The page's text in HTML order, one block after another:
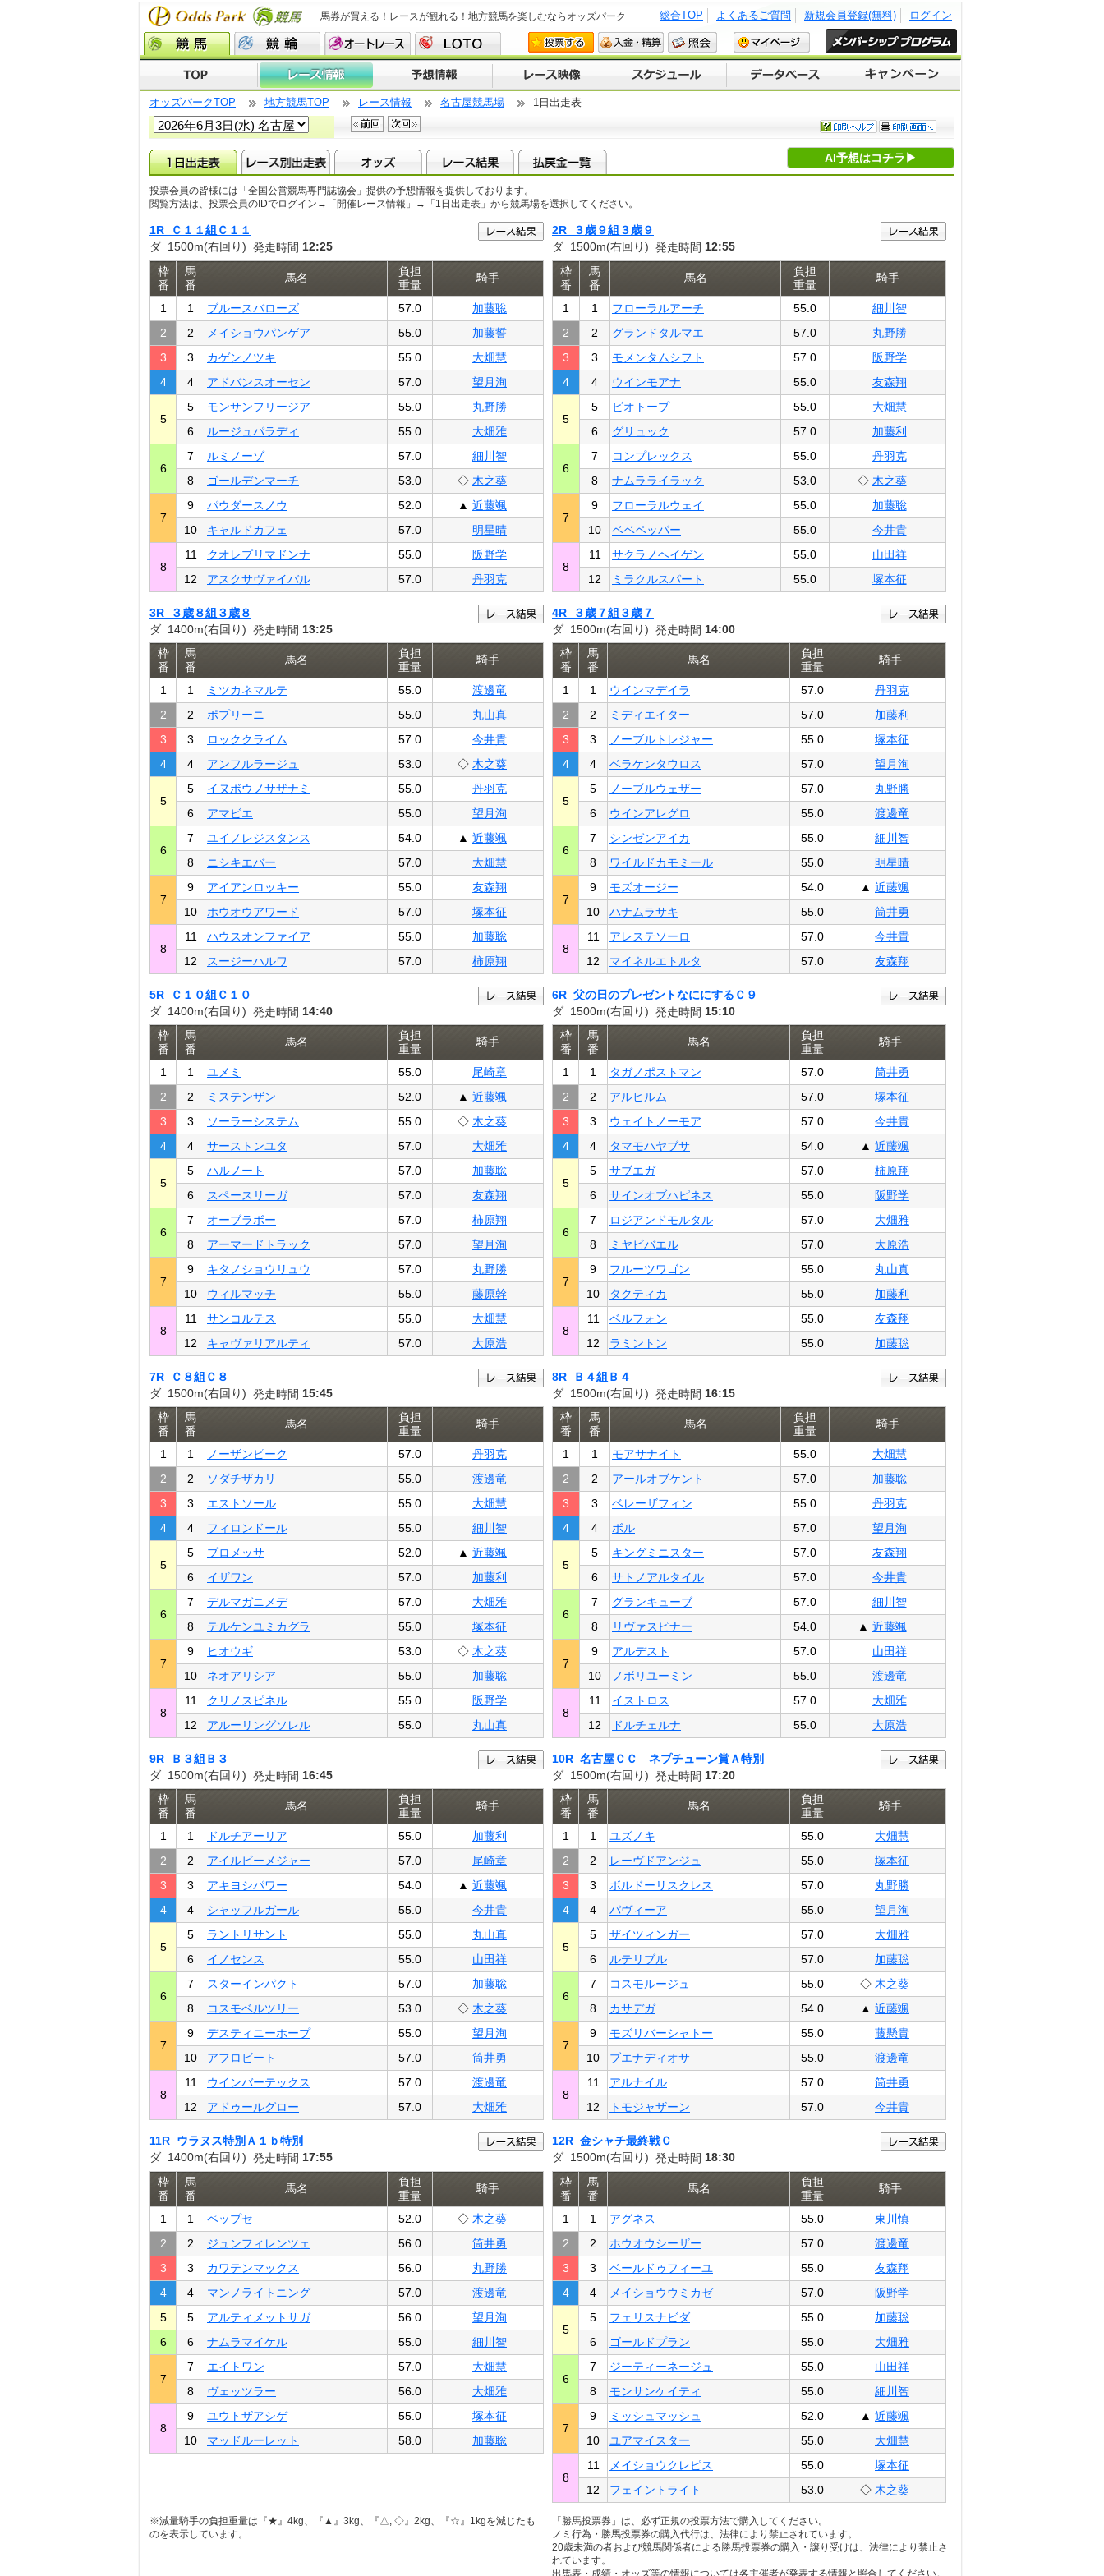
馬券が買える！レースが観れる！地方競馬を楽しむならオッズパーク ログイン
新規会員登録(無料)
よくあるご質問
総合TOP
オッズパークTOP 地方競馬TOP レース情報 名古屋競馬場 1日出走表
AI予想はコチラ▶
投票会員の皆様には「全国公営競馬専門誌協会」提供の予想情報を提供しております。
閲覧方法は、投票会員のIDでログイン→「開催レース情報」→「1日出走表」から競馬場を選択してください。
1R Ｃ１１組Ｃ１１
ダ 1500m(右回り) 発走時間 12:25
枠
番
馬
番
馬名
負担
重量
騎手
1 1 ブルースバローズ 57.0
加藤聡
2
2 メイショウパンゲア 55.0
加藤誓
3
3 カゲンノツキ 55.0
大畑慧
4
4 アドバンスオーセン 57.0 望月洵
5
5 モンサンフリージア 55.0
丸野勝
6
ルージュパラディ 55.0 大畑雅
6
7 ルミノーゾ 57.0
細川智
8
ゴールデンマーチ 53.0 ◇ 木之葵
7
9 パウダースノウ 52.0 ▲ 近藤颯
10
キャルドカフェ 57.0 明星晴
8
11 クオレプリマドンナ 55.0
阪野学
12
アスクサヴァイバル 57.0 丹羽克
2R ３歳９組３歳９
ダ 1500m(右回り) 発走時間 12:55
枠
番
馬
番
馬名
負担
重量
騎手
1 1 フローラルアーチ 55.0
細川智
2
2 グランドタルマエ 57.0
丸野勝
3
3 モメンタムシフト 57.0
阪野学
4
4 ウインモアナ 55.0 友森翔
5
5 ビオトープ 55.0
大畑慧
6
グリュック 57.0 加藤利
6
7 コンプレックス 55.0
丹羽克
8
ナムラライラック 53.0 ◇ 木之葵
7
9 フローラルウェイ 55.0
加藤聡
10
ベベペッパー 55.0 今井貴
8
11 サクラノヘイゲン 55.0
山田祥
12
ミラクルスパート 55.0 塚本征
3R ３歳８組３歳８
ダ 1400m(右回り) 発走時間 13:25
枠
番
馬
番
馬名
負担
重量
騎手
1 1 ミツカネマルテ 55.0
渡邊竜
2
2 ポプリーニ 55.0
丸山真
3
3 ロッククライム 57.0
今井貴
4
4 アンフルラージュ 53.0 ◇ 木之葵
5
5 イヌボウノサザナミ 55.0
丹羽克
6
アマビエ 55.0 望月洵
6
7 ユイノレジスタンス 54.0 ▲ 近藤颯
8
ニシキエバー 57.0 大畑慧
7
9 アイアンロッキー 55.0
友森翔
10
ホウオウアワード 57.0 塚本征
8
11 ハウスオンファイア 55.0
加藤聡
12
スージーハルワ 57.0 柿原翔
4R ３歳７組３歳７
ダ 1500m(右回り) 発走時間 14:00
枠
番
馬
番
馬名
負担
重量
騎手
1 1 ウインマデイラ 57.0
丹羽克
2
2 ミディエイター 57.0
加藤利
3
3 ノーブルトレジャー 55.0
塚本征
4
4 ベラケンタウロス 57.0 望月洵
5
5 ノーブルウェザー 57.0
丸野勝
6
ウインアレグロ 55.0 渡邊竜
6
7 シンゼンアイカ 55.0
細川智
8
ワイルドカモミール 55.0 明星晴
7
9 モズオージー 54.0 ▲ 近藤颯
10
ハナムラサキ 55.0 筒井勇
8
11 アレステソーロ 57.0
今井貴
12
マイネルエトルタ 57.0 友森翔
5R Ｃ１０組Ｃ１０
ダ 1400m(右回り) 発走時間 14:40
枠
番
馬
番
馬名
負担
重量
騎手
1 1 ユメミ 55.0
尾崎章
2
2 ミステンザン 52.0 ▲ 近藤颯
3
3 ソーラーシステム 55.0 ◇ 木之葵
4
4 サーストンユタ 57.0 大畑雅
5
5 ハルノート 57.0
加藤聡
6
スペースリーガ 57.0 友森翔
6
7 オーブラボー 57.0
柿原翔
8
アーマードトラック 57.0 望月洵
7
9 キタノショウリュウ 57.0
丸野勝
10
ウィルマッチ 55.0 藤原幹
8
11 サンコルテス 55.0
大畑慧
12
キャヴァリアルティ 57.0 大原浩
6R 父の日のプレゼントなににするＣ９
ダ 1500m(右回り) 発走時間 15:10
枠
番
馬
番
馬名
負担
重量
騎手
1 1 タガノポストマン 57.0
筒井勇
2
2 アルヒルム 57.0
塚本征
3
3 ウェイトノーモア 57.0
今井貴
4
4 タマモハヤブサ 54.0 ▲ 近藤颯
5
5 サブエガ 57.0
柿原翔
6
サインオブハピネス 55.0 阪野学
6
7 ロジアンドモルタル 57.0
大畑雅
8
ミヤビバエル 57.0 大原浩
7
9 フルーツワゴン 55.0
丸山真
10
タクティカ 55.0 加藤利
8
11 ベルフォン 55.0
友森翔
12
ラミントン 55.0 加藤聡
7R Ｃ８組Ｃ８
ダ 1500m(右回り) 発走時間 15:45
枠
番
馬
番
馬名
負担
重量
騎手
1 1 ノーザンピーク 57.0
丹羽克
2
2 ソダチザカリ 55.0
渡邊竜
3
3 エストソール 55.0
大畑慧
4
4 フィロンドール 55.0 細川智
5
5 プロメッサ 52.0 ▲ 近藤颯
6
イザワン 57.0 加藤利
6
7 デルマガニメデ 57.0
大畑雅
8
テルケンユミカグラ 55.0 塚本征
7
9 ヒオウギ 53.0 ◇ 木之葵
10
ネオアリシア 55.0 加藤聡
8
11 クリノスピネル 55.0
阪野学
12
アルーリングソレル 55.0 丸山真
8R Ｂ４組Ｂ４
ダ 1500m(右回り) 発走時間 16:15
枠
番
馬
番
馬名
負担
重量
騎手
1 1 モアサナイト 55.0
大畑慧
2
2 アールオブケント 57.0
加藤聡
3
3 ベレーザフィン 55.0
丹羽克
4
4 ボル 57.0 望月洵
5
5 キングミニスター 57.0
友森翔
6
サトノアルタイル 57.0 今井貴
6
7 グランキューブ 57.0
細川智
8
リヴァスピナー 54.0 ▲ 近藤颯
7
9 アルデスト 57.0
山田祥
10
ノボリユーミン 55.0 渡邊竜
8
11 イストロス 57.0
大畑雅
12
ドルチェルナ 55.0 大原浩
9R Ｂ３組Ｂ３
ダ 1500m(右回り) 発走時間 16:45
枠
番
馬
番
馬名
負担
重量
騎手
1 1 ドルチアーリア 55.0
加藤利
2
2 アイルビーメジャー 57.0
尾崎章
3
3 アキヨシパワー 54.0 ▲ 近藤颯
4
4 シャッフルガール 55.0 今井貴
5
5 ラントリサント 55.0
丸山真
6
イノセンス 55.0 山田祥
6
7 スターインパクト 57.0
加藤聡
8
コスモベルツリー 53.0 ◇ 木之葵
7
9 デスティニーホープ 55.0
望月洵
10
アフロビート 57.0 筒井勇
8
11 ウインバーテックス 57.0
渡邊竜
12
アドゥールグロー 57.0 大畑雅
10R 名古屋ＣＣ ネプチューン賞Ａ特別
ダ 1500m(右回り) 発走時間 17:20
枠
番
馬
番
馬名
負担
重量
騎手
1 1 ユズノキ 55.0
大畑慧
2
2 レーヴドアンジュ 55.0
塚本征
3
3 ボルドーリスクレス 57.0
丸野勝
4
4 パヴィーア 55.0 望月洵
5
5 ザイツィンガー 57.0
大畑雅
6
ルテリブル 57.0 加藤聡
6
7 コスモルージュ 55.0 ◇ 木之葵
8
カサデガ 54.0 ▲ 近藤颯
7
9 モズリバーシャトー 55.0
藤懸貴
10
ブエナディオサ 55.0 渡邊竜
8
11 アルナイル 57.0
筒井勇
12
トモジャザーン 57.0 今井貴
11R ウラヌス特別Ａ１ｂ特別
ダ 1400m(右回り) 発走時間 17:55
枠
番
馬
番
馬名
負担
重量
騎手
1 1 ペップセ 52.0 ◇ 木之葵
2
2 ジュンフィレンツェ 56.0
筒井勇
3
3 カワテンマックス 56.0
丸野勝
4
4 マンノライトニング 57.0
渡邊竜
5
5 アルティメットサガ 56.0
望月洵
6
6 ナムラマイケル 55.0 細川智
7
7 エイトワン 57.0
大畑慧
8
ヴェッツラー 56.0 大畑雅
8
9 ユウトザアシゲ 55.0
塚本征
10
マッドルーレット 58.0 加藤聡
12R 金シャチ最終戦Ｃ
ダ 1500m(右回り) 発走時間 18:30
枠
番
馬
番
馬名
負担
重量
騎手
1 1 アグネス 55.0
東川慎
2
2 ホウオウシーザー 57.0
渡邊竜
3
3 ベールドゥフィーユ 55.0
友森翔
4
4 メイショウウミカゼ 57.0 阪野学
5
5 フェリスナビダ 55.0
加藤聡
6
ゴールドプラン 55.0 大畑雅
6
7 ジーティーネージュ 55.0
山田祥
8
モンサンケイティ 55.0 細川智
7
9 ミッシュマッシュ 52.0 ▲ 近藤颯
10
ユアマイスター 55.0 大畑慧
8
11 メイショウクレピス 55.0
塚本征
12
フェイントライト 53.0 ◇ 木之葵
※減量騎手の負担重量は『★』4kg、『▲』3kg、『△, ◇』2kg、『☆』1kgを減じたも
のを表示しています。
「勝馬投票券」は、必ず正規の投票方法で購入してください。
ノミ行為・勝馬投票券の購入代行は、法律により禁止されています。
20歳未満の者および競馬関係者による勝馬投票券の購入・譲り受けは、法律により禁止さ
れています。
出馬表・成績・オッズ等の情報については各主催者が発表する情報と照合してください。